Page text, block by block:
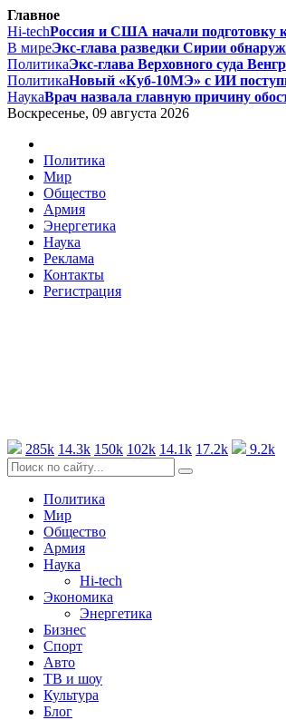
Главное
Hi-techРоссия и США начали подготовку
В миреЭкс-глава разведки Сирии
ПолитикаЭкс-глава Верховного суда
ПолитикаНовый «Куб-10МЭ» с ИИ
НаукаВрач назвала главную причину
Воскресенье, 09 августа 2026
Политика
Мир
Общество
Армия
Энергетика
Наука
Реклама
Контакты
Регистрация
285k 14.3k 150k 102k 14.1k 17.2k 9.2k
Политика
Мир
Общество
Армия
Наука
Hi-tech
Экономика
Энергетика
Бизнес
Спорт
Авто
ТВ и шоу
Культура
Блог